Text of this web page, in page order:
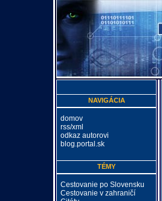
NAVIGÁCIA
domov
rss/xml
odkaz autorovi
blog.portal.sk
TÉMY
Cestovanie po Slovensku
Cestovanie v zahraničí